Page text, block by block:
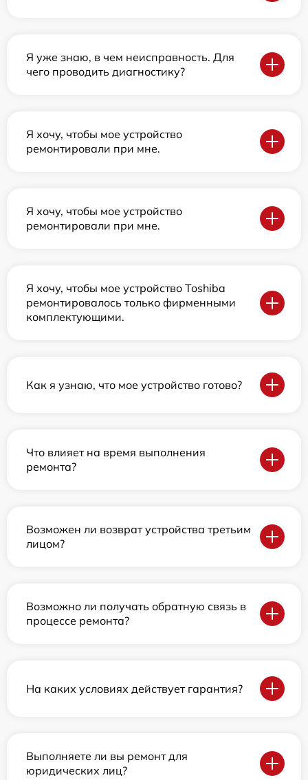
Я уже знаю, в чем неисправность. Для
чего проводить диагностику?
Я хочу, чтобы мое устройство
ремонтировали при мне.
Я хочу, чтобы мое устройство
ремонтировали при мне.
Я хочу, чтобы мое устройство Toshiba
ремонтировалось только фирменными
комплектующими.
Как я узнаю, что мое устройство готово?
Что влияет на время выполнения
ремонта?
Возможен ли возврат устройства третьим
лицом?
Возможно ли получать обратную связь в
процессе ремонта?
На каких условиях действует гарантия?
Выполняете ли вы ремонт для
юридических лиц?